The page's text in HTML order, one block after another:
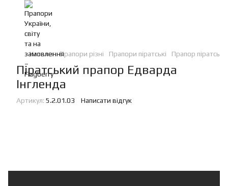
Каталог Прапори різні Прапори піратські Прапор
Піратський прапор Едварда
Інгленда
Артикул: 5.2.01.03 Написати відгук